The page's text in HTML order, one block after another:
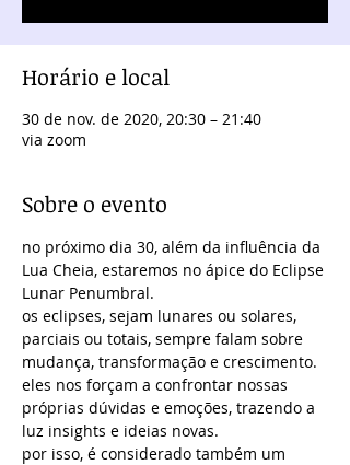
Horário e local
30 de nov. de 2020, 20:30 – 21:40
via zoom
Sobre o evento
no próximo dia 30, além da influência da
Lua Cheia, estaremos no ápice do Eclipse
Lunar Penumbral.
os eclipses, sejam lunares ou solares,
parciais ou totais, sempre falam sobre
mudança, transformação e crescimento.
eles nos forçam a confrontar nossas
próprias dúvidas e emoções, trazendo a
luz insights e ideias novas.
por isso, é considerado também um